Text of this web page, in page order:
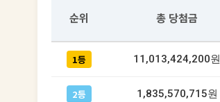
순위 총 당첨금
1등 11,013,424,200원
2등 1,835,570,715원